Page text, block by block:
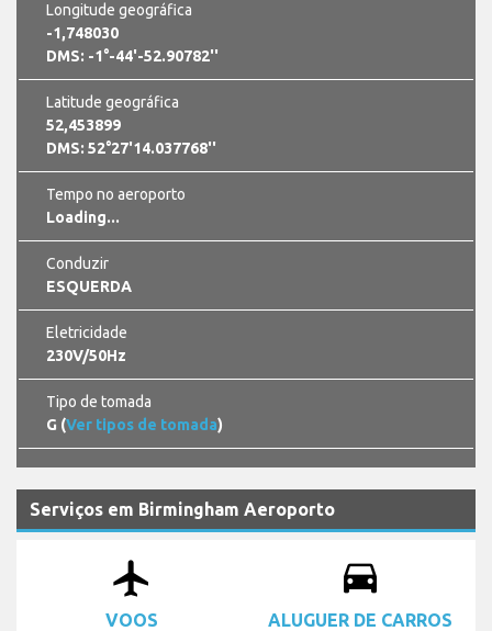
Longitude geográfica
-1,748030
DMS: -1°-44'-52.90782''
Latitude geográfica
52,453899
DMS: 52°27'14.037768''
Tempo no aeroporto
Loading...
Conduzir
ESQUERDA
Eletricidade
230V/50Hz
Tipo de tomada
G (Ver tipos de tomada)
Serviços em Birmingham Aeroporto
airplanemode_active
VOOS
drive_eta
ALUGUER DE CARROS